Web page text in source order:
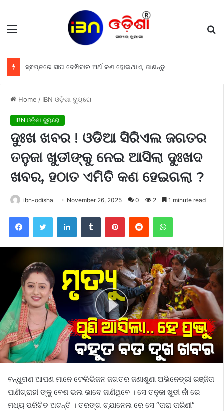
Menu
ସ୍ଵପ୍ନରେ ସାପ ଦେଖିବାର ଅର୍ଥ କଣ ହୋଇଥାଏ, ଜାଣନ୍ତୁ
Home / IBN ଓଡ଼ିଶା ବ୍ୟୁରୋ
IBN ଓଡ଼ିଶା ବ୍ୟୁରୋ
ଦୁଃଖ ଖବର ! ଓଡିଆ ସିରିଏଲ ଜଗତର
ତନୁଜା ଖୁଡୀଙ୍କୁ ନେଇ ଆସିଲା ଦୁଃଖଦ
ଖବର, ହଠାତ ଏମିତି କଣ ହେଇଗଲା ?
ibn-odisha November 26, 2025 0 2 1 minute read
FacebookTwitter LinkedInTumblr PinterestReddit WhatsApp
ବନ୍ଧୁଗଣ ଆପଣ ମାନେ ଟେଲିଭିଜନ ଜଗତର ଜଣାଶୁଣା ଅଭିନେତ୍ରୀ ରଞ୍ଜିତା
ପାଣିଗ୍ରାହୀ ଙ୍କୁ ବେଶ ଭଲ ଭାବେ ଜାଣିଥିବେ । ସେ ତନୁଜା ଖୁଡୀ ନାଁ ରେ
ମଧ୍ୟ ପରିଚିତ ଅଟନ୍ତି । ତରଙ୍ଗ ଚ୍ଯାନେଲ ରେ ସେ “ତାରା ତାରିଣୀ”